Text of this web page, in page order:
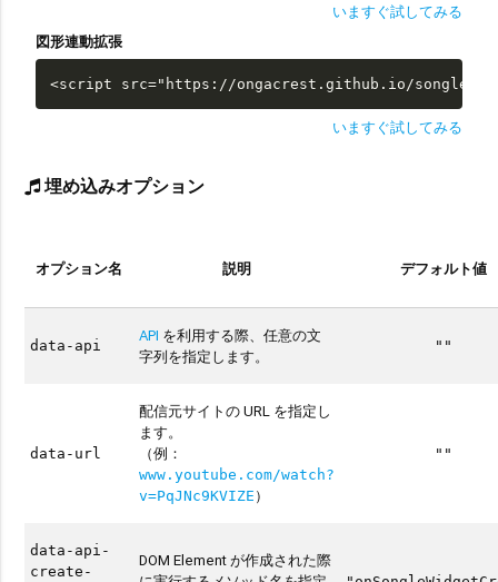
いますぐ試してみる
図形連動拡張
<script src="https://ongacrest.github.io/songle-
いますぐ試してみる
埋め込みオプション
オプション名 説明 デフォルト値
data-api
API を利用する際、任意の文
字列を指定します。
""
data-url
配信元サイトの URL を指定し
ます。
（例：
www.youtube.com/watch?
v=PqJNc9KVIZE ）
""
data-api-
create-
DOM Element が作成された際